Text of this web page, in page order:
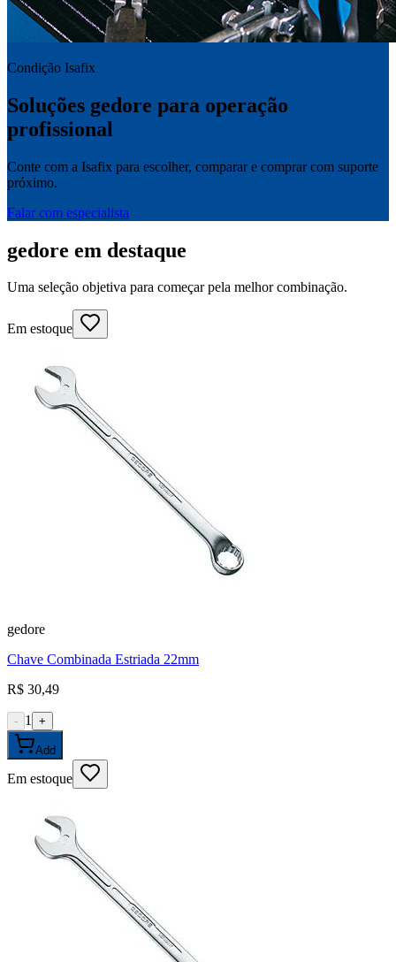
Condição Isafix
Soluções gedore para operação
profissional
Conte com a Isafix para escolher, comparar e comprar com suporte
próximo.
Falar com especialista
gedore em destaque
Uma seleção objetiva para começar pela melhor combinação.
Em estoque
gedore
Chave Combinada Estriada 22mm
R$ 30,49
- 1 +
Add
Em estoque